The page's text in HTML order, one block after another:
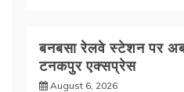
बनबसा रेलवे स्टेशन पर
टनकपुर एक्सप्रेस
August 6, 2026